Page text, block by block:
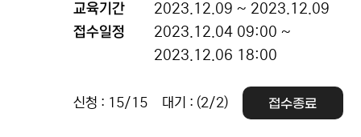
교육기간
2023.12.09 ~ 2023.12.09
접수일정
2023.12.04 09:00 ~
2023.12.06 18:00
신청 : 15/15 대기 : (2/2) 접수종료